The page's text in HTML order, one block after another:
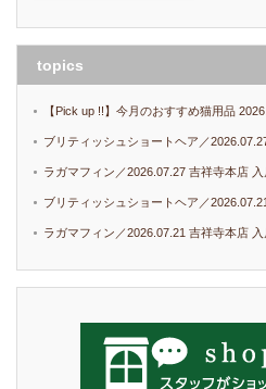
topics
【Pick up !!】今月のおすすめ猫用品
ブリティッシュショートヘア／
ラガマフィン／2026.07.27 吉祥寺本店 入
ブリティッシュショートヘア／
ラガマフィン／2026.07.21 吉祥寺本店 入